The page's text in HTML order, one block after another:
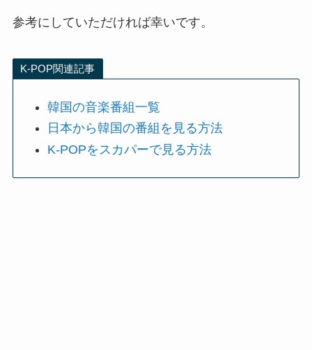
参考にしていただければ幸いです。
K-POP関連記事
韓国の音楽番組一覧
日本から韓国の番組を見る方法
K-POPをスカパーで見る方法